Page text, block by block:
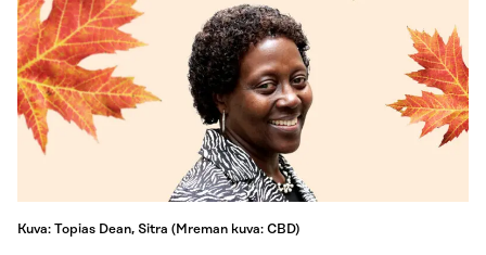
Kuva: Topias Dean, Sitra (Mreman kuva: CBD)